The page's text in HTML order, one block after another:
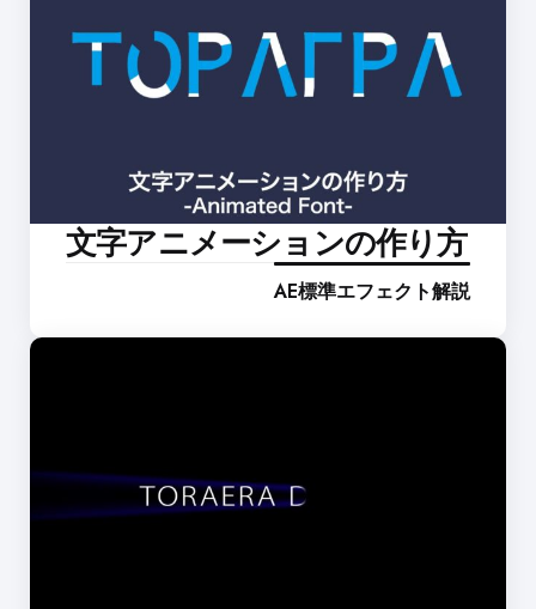
文字アニメーションの作り方
AE標準エフェクト解説